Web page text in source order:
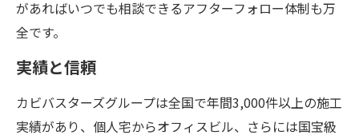
があればいつでも相談できるアフターフォロー体制も万
全です。
実績と信頼
カビバスターズグループは全国で年間3,000件以上の施工
実績があり​、個人宅からオフィスビル、さらには国宝級